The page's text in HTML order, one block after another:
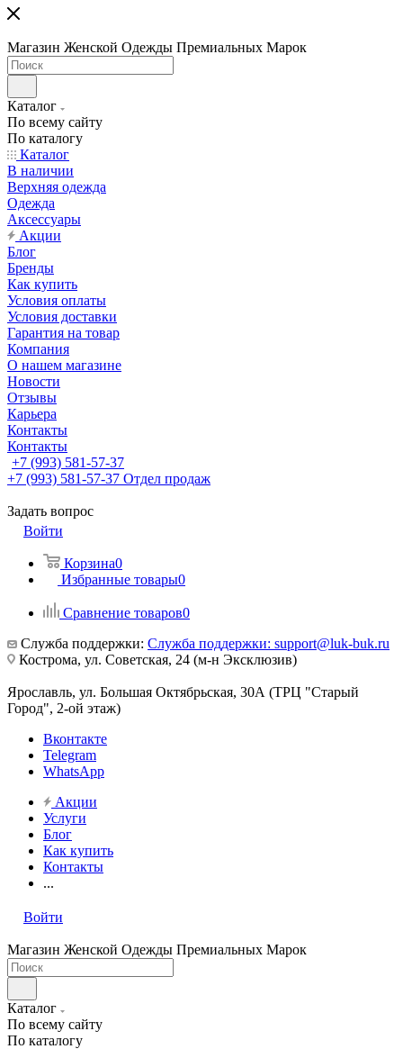
Магазин Женской Одежды Премиальных Марок
Каталог
По всему сайту
По каталогу
Каталог
В наличии
Верхняя одежда
Одежда
Аксессуары
Акции
Блог
Бренды
Как купить
Условия оплаты
Условия доставки
Гарантия на товар
Компания
О нашем магазине
Новости
Отзывы
Карьера
Контакты
Контакты
+7 (993) 581-57-37
+7 (993) 581-57-37 Отдел продаж
Задать вопрос
Войти
Корзина0
Избранные товары0
Сравнение товаров0
Служба поддержки: Служба поддержки: support@luk-buk.ru
Кострома, ул. Советская, 24 (м-н Эксклюзив)
Ярославль, ул. Большая Октябрьская, 30А (ТРЦ "Старый
Город", 2-ой этаж)
Вконтакте
Telegram
WhatsApp
Акции
Услуги
Блог
Как купить
Контакты
...
Войти
Магазин Женской Одежды Премиальных Марок
Каталог
По всему сайту
По каталогу